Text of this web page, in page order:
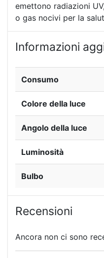
emettono radiazioni
o gas nocivi per la
Informazioni
Consumo
Colore della luce
Angolo della luce
Luminosità
Bulbo
Recensioni
Ancora non ci sono